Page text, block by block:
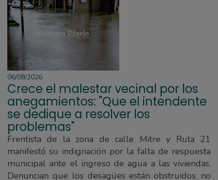
06/08/2026
Crece el malestar vecinal por los
anegamientos: "Que el intendente
se dedique a resolver los
problemas"
Frentista de la zona de calle Mitre y Ruta 21
manifestó su indignación por la falta de respuesta
municipal ante el ingreso de agua a las viviendas.
Denuncian que los desagües están obstruidos, no